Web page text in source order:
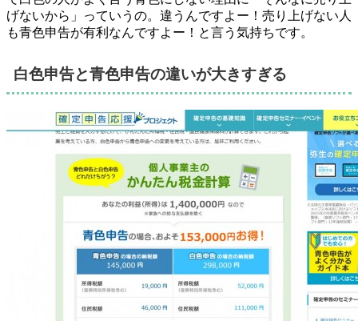
げないから」っていうの。違うんですよー！売り上げない人
も青色申告が有利なんですよー！と言う気持ちです。
白色申告と青色申告の違いが大きすぎる